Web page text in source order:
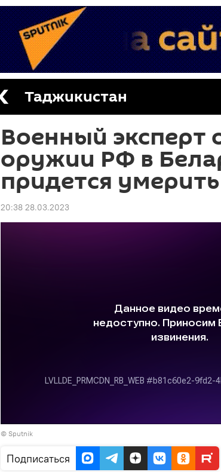
Таджикистан
Военный эксперт
оружии РФ в
придется
20:38 28.03.2023
© Sputnik
Подписаться